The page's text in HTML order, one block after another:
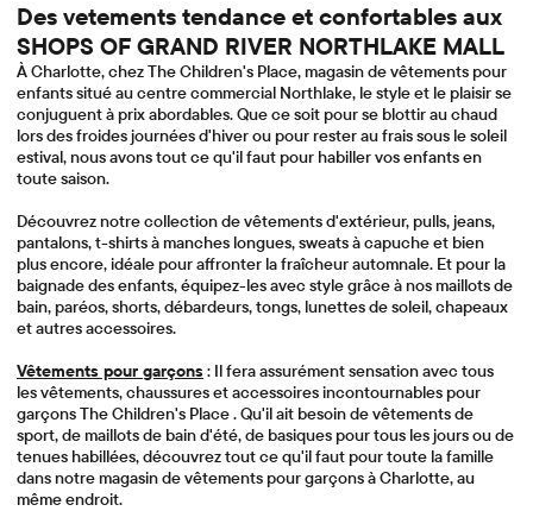
Des vetements tendance et confortables aux
SHOPS OF GRAND RIVER NORTHLAKE MALL
À Charlotte, chez The Children's Place, magasin de vêtements pour
enfants situé au centre commercial Northlake, le style et le plaisir se
conjuguent à prix abordables. Que ce soit pour se blottir au chaud
lors des froides journées d'hiver ou pour rester au frais sous le soleil
estival, nous avons tout ce qu'il faut pour habiller vos enfants en
toute saison.
Découvrez notre collection de vêtements d'extérieur, pulls, jeans,
pantalons, t-shirts à manches longues, sweats à capuche et bien
plus encore, idéale pour affronter la fraîcheur automnale. Et pour la
baignade des enfants, équipez-les avec style grâce à nos maillots de
bain, paréos, shorts, débardeurs, tongs, lunettes de soleil, chapeaux
et autres accessoires.
Vêtements pour garçons : Il fera assurément sensation avec tous
les vêtements, chaussures et accessoires incontournables pour
garçons The Children's Place . Qu'il ait besoin de vêtements de
sport, de maillots de bain d'été, de basiques pour tous les jours ou de
tenues habillées, découvrez tout ce qu'il faut pour toute la famille
dans notre magasin de vêtements pour garçons à Charlotte, au
même endroit.